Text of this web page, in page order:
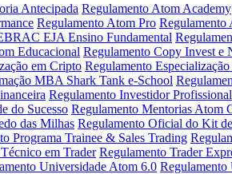
Antecipada Regulamento Atom Academy
Regulamento Atom Pro Regulamento
EJA Ensino Fundamental
Educacional Regulamento Copy Invest e
em Cripto Regulamento
MBA Shark Tank e-School
Regulamento Investidor Profissional
do Sucesso Regulamento Mentorias Atom
das Milhas Regulamento Oficial do Kit
Programa Trainee & Sales Trading
em Trader Regulamento Trader
Universidade Atom 6.0 Regulamento